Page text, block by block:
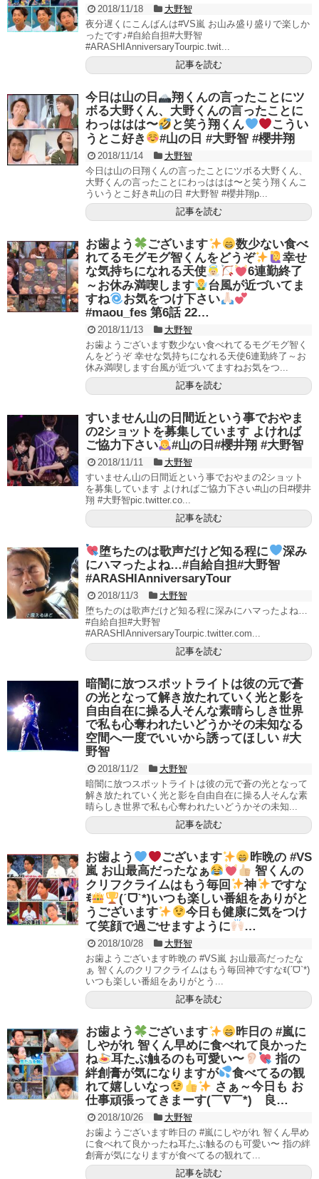
コトメがイタリアから帰ってき
て、コトメ「娘を返して」←３歳だっ
た自分の娘を自分勝手な理由で預けた
【悲報】ヒロアカ腐女子、人気投
何で人気ないの？
Powered by livedoor 相互
業は無い。』←これどっち？
メンタリストDaigo『芸能界に枕
営業はある。』武井壮『芸能界に枕営
業は無い。』←これどっち？
Powered by livedoor 相互
RSS
2018/11/18
大野智
夜分遅くにこんばんは#VS嵐 お山み盛り盛りで楽しか
ったです♪#自給自担#大野智
#ARASHIAnniversaryTourpic.twit...
記事を読む
今日は山の日
翔くんの言ったことにツ
ボる大野くん、大野くんの言ったことに
わっははは〜
と笑う翔くん
こうい
うとこ好き
#山の日 #大野智 #櫻井翔
2018/11/14
大野智
今日は山の日翔くんの言ったことにツボる大野くん、
大野くんの言ったことにわっははは〜と笑う翔くんこ
ういうとこ好き#山の日 #大野智 #櫻井翔p...
記事を読む
お歯よう ございます
数少ない食べ
れてるモグモグ智くんをどうぞ
幸せ
な気持ちになれる天使
6連勤終了
～お休み満喫します
台風が近づいてま
すね
お気をつけ下さい
#maou_fes 第6話 22…
2018/11/13
大野智
お歯ようございます数少ない食べれてるモグモグ智く
んをどうぞ 幸せな気持ちになれる天使6連勤終了～お
休み満喫します台風が近づいてますねお気をつ...
記事を読む
すいません山の日間近という事でおやま
の2ショットを募集しています よければ
ご協力下さい
#山の日#櫻井翔 #大野智
2018/11/11
大野智
すいません山の日間近という事でおやまの2ショット
を募集しています よければご協力下さい#山の日#櫻井
翔 #大野智pic.twitter.co...
記事を読む
堕ちたのは歌声だけど知る程に
深み
にハマったよね…#自給自担#大野智
#ARASHIAnniversaryTour
2018/11/3
大野智
堕ちたのは歌声だけど知る程に深みにハマったよね…
#自給自担#大野智
#ARASHIAnniversaryTourpic.twitter.com...
記事を読む
暗闇に放つスポットライトは彼の元で蒼
の光となって解き放たれていく光と影を
自由自在に操る人そんな素晴らしき世界
で私も心奪われたいどうかその未知なる
空間へ一度でいいから誘ってほしい #大
野智
2018/11/2
大野智
暗闇に放つスポットライトは彼の元で蒼の光となって
解き放たれていく光と影を自由自在に操る人そんな素
晴らしき世界で私も心奪われたいどうかその未知...
記事を読む
お歯よう ございます
昨晩の #VS
嵐 お山最高だったなぁ
智くんの
クリフクライムはもう毎回
神
ですな
ꉂ
(ˊᗜˋ*)いつも楽しい番組をありがと
うございます
今日も健康に気をつけ
て笑顔で過ごせますように
…
2018/10/28
大野智
お歯ようございます昨晩の #VS嵐 お山最高だったな
ぁ 智くんのクリフクライムはもう毎回神ですなꉂ(ˊᗜˋ*)
いつも楽しい番組をありがとう...
記事を読む
お歯よう ございます
昨日の #嵐に
しやがれ 智くん早めに食べれて良かった
ね
耳たぶ触るのも可愛い〜
指の
絆創膏が気になりますが
食べてるの観
れて嬉しいなっ
さぁ～今日も お
仕事頑張ってきまーす(￣∇￣*)ゞ良…
2018/10/26
大野智
お歯ようございます昨日の #嵐にしやがれ 智くん早め
に食べれて良かったね耳たぶ触るのも可愛い〜 指の絆
創膏が気になりますが食べてるの観れて...
記事を読む